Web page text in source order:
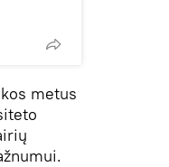
metus